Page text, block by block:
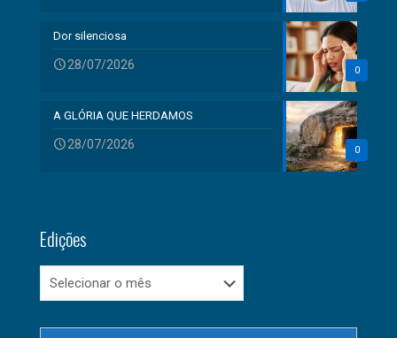
0
Dor silenciosa
28/07/2026
0
A GLÓRIA QUE HERDAMOS
28/07/2026
Edições
Edições